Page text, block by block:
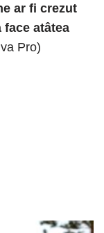
ar fi crezut
atâtea
Pro)